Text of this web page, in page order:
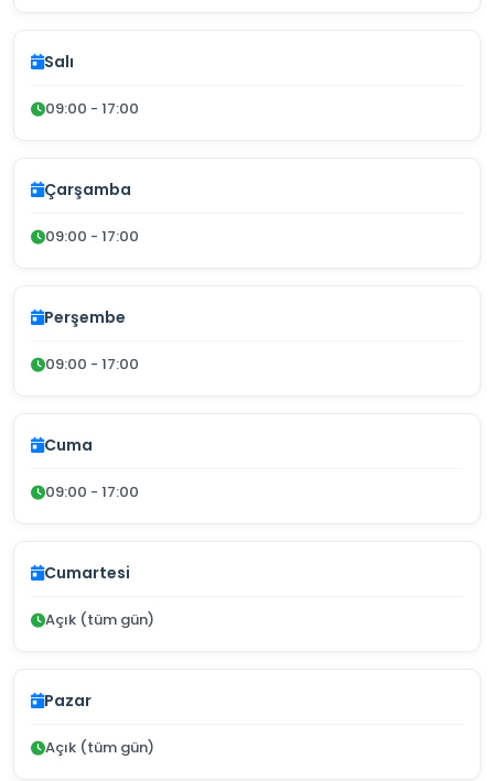
Salı
09:00 - 17:00
Çarşamba
09:00 - 17:00
Perşembe
09:00 - 17:00
Cuma
09:00 - 17:00
Cumartesi
Açık (tüm gün)
Pazar
Açık (tüm gün)